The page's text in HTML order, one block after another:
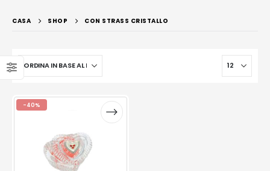
CASA SHOP CON STRASS CRISTALLO
-40%